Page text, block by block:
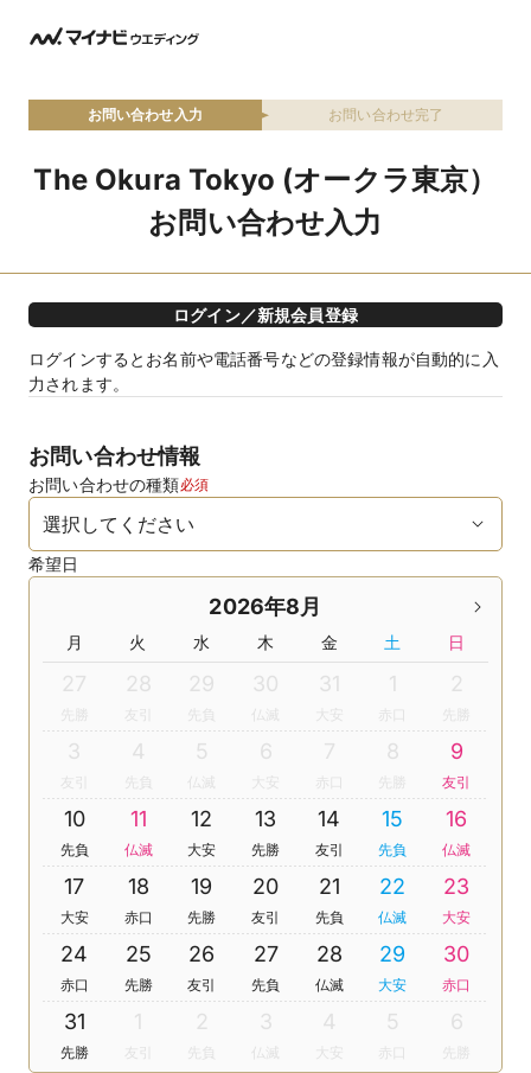
お問い合わせ入力 お問い合わせ完了
The Okura Tokyo (オークラ東京）
お問い合わせ入力
ログイン／新規会員登録
ログインするとお名前や電話番号などの登録情報が自動的に入
力されます。
お問い合わせ情報
お問い合わせの種類必須
希望日
2026年8月
月 火 水 木 金 土 日
27 28
友引
29
先負
30
仏滅
31
大安
1 2
3
友引
4
先負
5
仏滅
6
大安
7 8 9
友引
10
先負
11
仏滅
12
大安
13
先勝
14
友引
15
先負
16
仏滅
17
大安
18
赤口
19
先勝
20
友引
21
先負
22
仏滅
23
大安
24
赤口
25
先勝
26
友引
27
先負
28
仏滅
29
大安
30
赤口
31
先勝
1
友引
2
先負
3
仏滅
4
大安
5 6